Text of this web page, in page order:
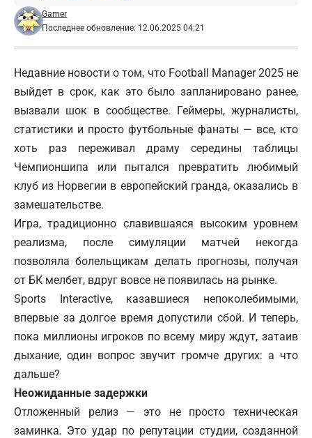
Последнее обновление: 12.06.2025 04:21
Gamer
Недавние новости о том, что Football Manager 2025 не
выйдет в срок, как это было запланировано ранее,
вызвали шок в сообществе. Геймеры, журналисты,
статистики и просто футбольные фанаты — все, кто
хоть раз переживал драму середины таблицы
Чемпионшипа или пытался превратить любимый
клуб из Норвегии в европейский гранда, оказались в
замешательстве.
Игра, традиционно славившаяся высоким уровнем
реализма, после симуляции матчей некогда
позволяла болельщикам делать прогнозы, получая
от БК мелбет, вдруг вовсе не появилась на рынке.
Sports Interactive, казавшиеся непоколебимыми,
впервые за долгое время допустили сбой. И теперь,
пока миллионы игроков по всему миру ждут, затаив
дыхание, один вопрос звучит громче других: а что
дальше?
Неожиданные задержки
Отложенный релиз — это не просто техническая
заминка. Это удар по репутации студии, созданной